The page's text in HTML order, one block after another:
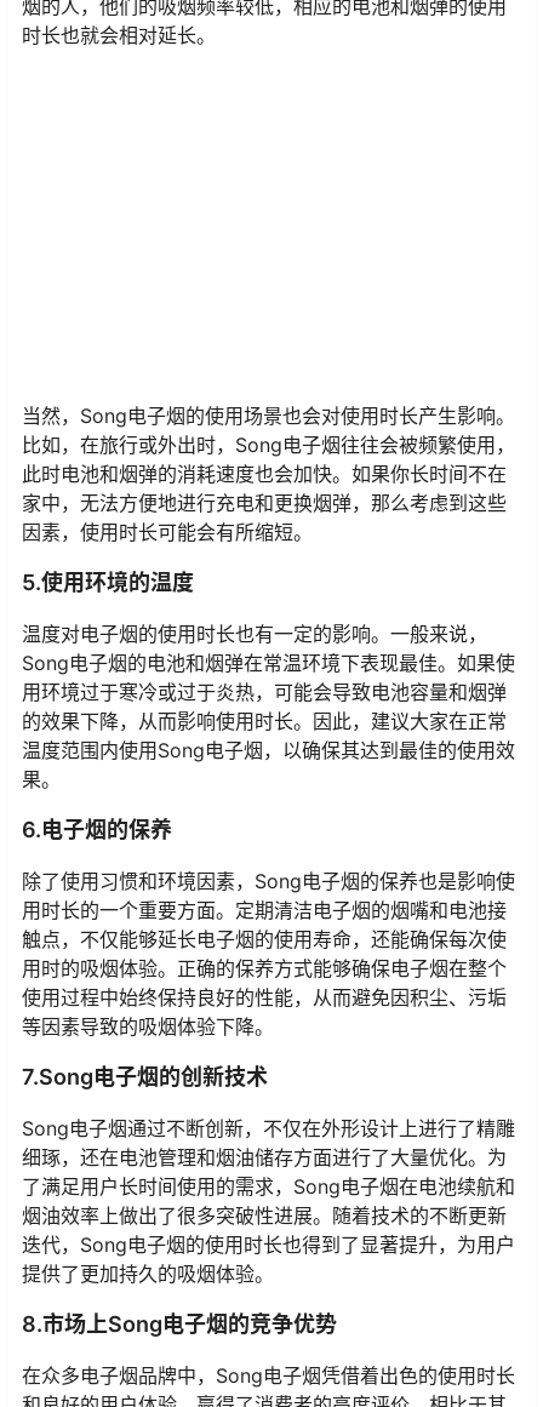
烟的人，他们的吸烟频率较低，相应的电池和烟弹的使用
时长也就会相对延长。
当然，Song电子烟的使用场景也会对使用时长产生影响。
比如，在旅行或外出时，Song电子烟往往会被频繁使用，
此时电池和烟弹的消耗速度也会加快。如果你长时间不在
家中，无法方便地进行充电和更换烟弹，那么考虑到这些
因素，使用时长可能会有所缩短。
5.使用环境的温度
温度对电子烟的使用时长也有一定的影响。一般来说，
Song电子烟的电池和烟弹在常温环境下表现最佳。如果使
用环境过于寒冷或过于炎热，可能会导致电池容量和烟弹
的效果下降，从而影响使用时长。因此，建议大家在正常
温度范围内使用Song电子烟，以确保其达到最佳的使用效
果。
6.电子烟的保养
除了使用习惯和环境因素，Song电子烟的保养也是影响使
用时长的一个重要方面。定期清洁电子烟的烟嘴和电池接
触点，不仅能够延长电子烟的使用寿命，还能确保每次使
用时的吸烟体验。正确的保养方式能够确保电子烟在整个
使用过程中始终保持良好的性能，从而避免因积尘、污垢
等因素导致的吸烟体验下降。
7.Song电子烟的创新技术
Song电子烟通过不断创新，不仅在外形设计上进行了精雕
细琢，还在电池管理和烟油储存方面进行了大量优化。为
了满足用户长时间使用的需求，Song电子烟在电池续航和
烟油效率上做出了很多突破性进展。随着技术的不断更新
迭代，Song电子烟的使用时长也得到了显著提升，为用户
提供了更加持久的吸烟体验。
8.市场上Song电子烟的竞争优势
在众多电子烟品牌中，Song电子烟凭借着出色的使用时长